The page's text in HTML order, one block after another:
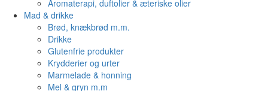
Aromaterapi, duftolier & æteriske olier
Mad & drikke
Brød, knækbrød m.m.
Drikke
Glutenfrie produkter
Krydderier og urter
Marmelade & honning
Mel & gryn m.m